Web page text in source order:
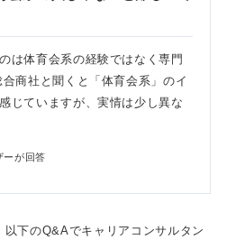
は体育会系の経験ではなく専門
商社と聞くと「体育会系」のイ
じていますが、実情は少し異な
ーが回答
下のQ&Aでキャリアコンサルタン